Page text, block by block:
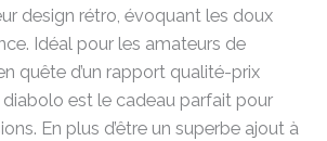
design rétro, évoquant les doux
Idéal pour les amateurs de
quête d’un rapport qualité-prix
est le cadeau parfait pour
En plus d’être un superbe ajout à